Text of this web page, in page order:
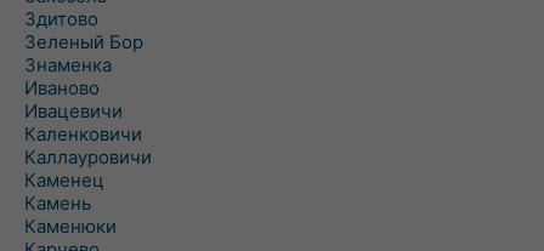
Здитово
Зеленый Бор
Знаменка
Иваново
Ивацевичи
Каленковичи
Каллауровичи
Каменец
Камень
Каменюки